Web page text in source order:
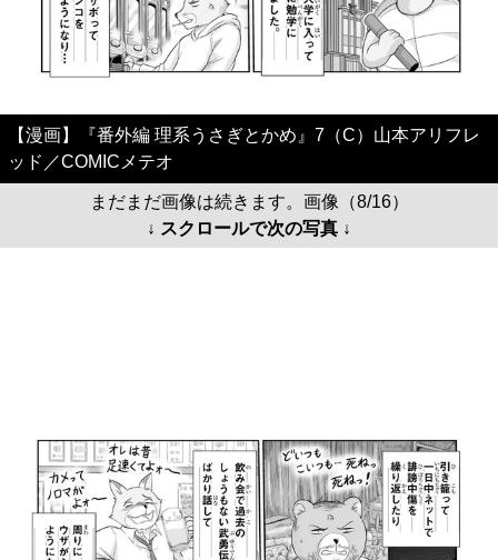
【漫画】『番外編 理系うさぎとかめ』7（C）山本アリフレ
ッド／COMICメテオ
まだまだ画像は続きます。画像（8/16）
↓ スクロールで次の写真 ↓